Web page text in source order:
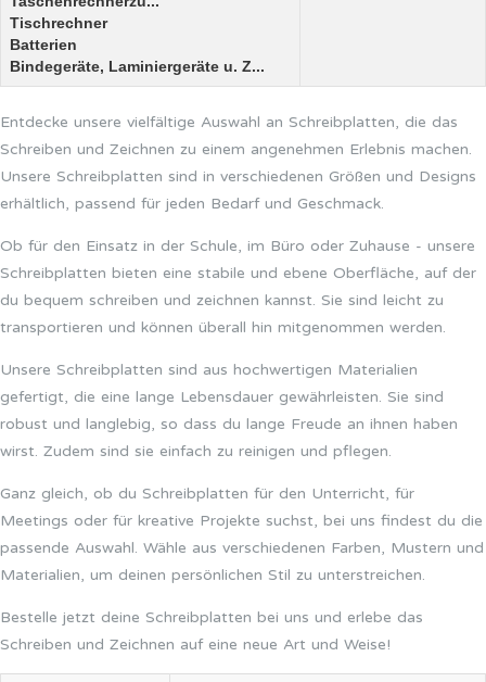
Tischrechner
Batterien
Bindegeräte, Laminiergeräte u. Z...
Entdecke unsere vielfältige Auswahl an Schreibplatten, die das
Schreiben und Zeichnen zu einem angenehmen Erlebnis machen.
Unsere Schreibplatten sind in verschiedenen Größen und Designs
erhältlich, passend für jeden Bedarf und Geschmack.
Ob für den Einsatz in der Schule, im Büro oder Zuhause - unsere
Schreibplatten bieten eine stabile und ebene Oberfläche, auf der
du bequem schreiben und zeichnen kannst. Sie sind leicht zu
transportieren und können überall hin mitgenommen werden.
Unsere Schreibplatten sind aus hochwertigen Materialien
gefertigt, die eine lange Lebensdauer gewährleisten. Sie sind
robust und langlebig, so dass du lange Freude an ihnen haben
wirst. Zudem sind sie einfach zu reinigen und pflegen.
Ganz gleich, ob du Schreibplatten für den Unterricht, für
Meetings oder für kreative Projekte suchst, bei uns findest du die
passende Auswahl. Wähle aus verschiedenen Farben, Mustern und
Materialien, um deinen persönlichen Stil zu unterstreichen.
Bestelle jetzt deine Schreibplatten bei uns und erlebe das
Schreiben und Zeichnen auf eine neue Art und Weise!